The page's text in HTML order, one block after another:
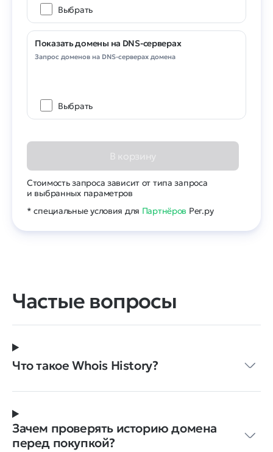
Выбрать
Показать домены на DNS-серверах
Запрос доменов на DNS-серверах домена
Выбрать
В корзину
Стоимость запроса зависит от типа запроса
и выбранных параметров
* специальные условия для Партнёров Рег.ру
Частые вопросы
Что такое Whois History?
Зачем проверять историю домена
перед покупкой?